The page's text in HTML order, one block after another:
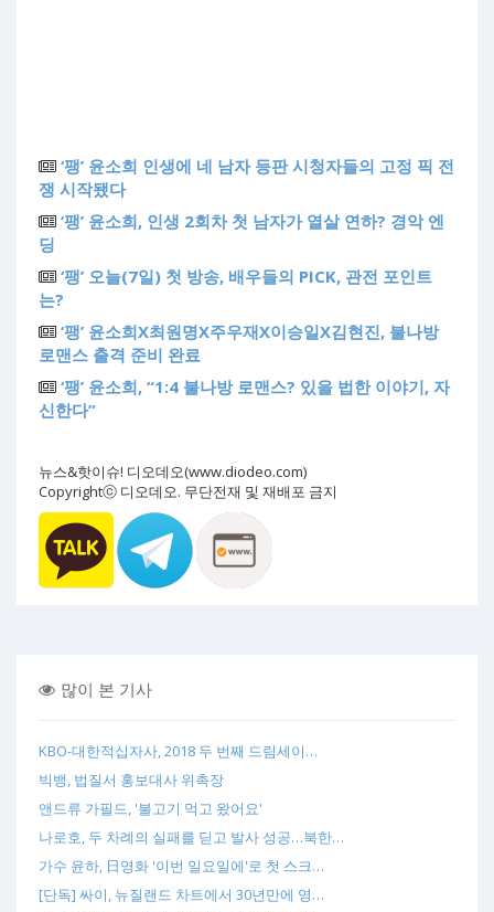
‘팽’ 윤소희 인생에 네 남자 등판 시청자들의 고정 픽 전
쟁 시작됐다
‘팽’ 윤소희, 인생 2회차 첫 남자가 열살 연하? 경악 엔
딩
‘팽’ 오늘(7일) 첫 방송, 배우들의 PICK, 관전 포인트
는?
‘팽’ 윤소희X최원명X주우재X이승일X김현진, 불나방
로맨스 출격 준비 완료
‘팽’ 윤소희, “1:4 불나방 로맨스? 있을 법한 이야기, 자
신한다”
뉴스&핫이슈! 디오데오(www.diodeo.com)
Copyrightⓒ 디오데오. 무단전재 및 재배포 금지
많이 본 기사
KBO-대한적십자사, 2018 두 번째 드림세이…
빅뱅, 법질서 홍보대사 위촉장
앤드류 가필드, '불고기 먹고 왔어요'
나로호, 두 차례의 실패를 딛고 발사 성공…북한…
가수 윤하, 日영화 '이번 일요일에'로 첫 스크…
[단독] 싸이, 뉴질랜드 차트에서 30년만에 영…